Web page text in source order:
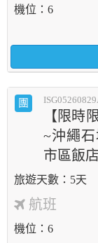
機位 6
團
【限時
~沖繩
市區飯
5天
航班
機位 6